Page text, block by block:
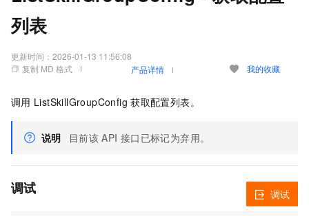
列表
更新时间： 2026-01-13 11:56:08
复制 MD 格式
产品详情 我的收藏
调用 ListSkillGroupConfig 获取配置列表。
说明 目前该 API 接口已标记为弃用。
调试 调试